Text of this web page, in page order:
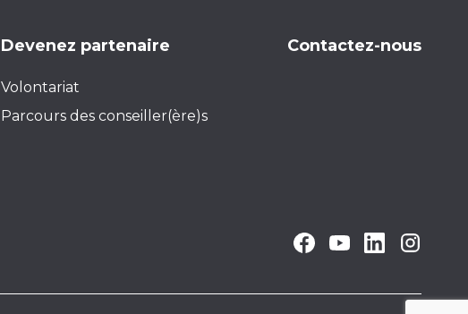
Devenez partenaire
Volontariat
Parcours des conseiller(ère)s
Contactez-nous